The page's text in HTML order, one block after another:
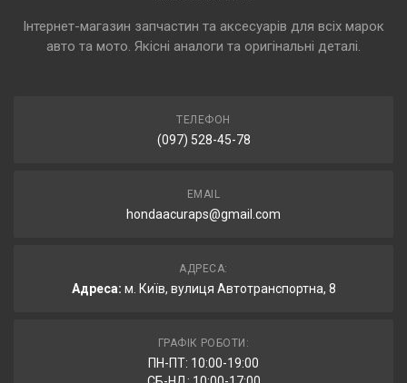
Інтернет-магазин запчастин та аксесуарів для всіх марок
авто та мото. Якісні аналоги та оригінальні деталі.
ТЕЛЕФОН
(097) 528-45-78
EMAIL
hondaacuraps@gmail.com
АДРЕСА:
Адреса: м. Київ, вулиця Автотранспортна, 8
ГРАФІК РОБОТИ:
ПН-ПТ: 10:00-19:00